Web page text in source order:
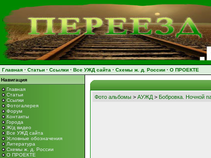
Главная · Статьи · Ссылки · Все УЖД сайта · Схемы ж. д. России · О ПРОЕКТЕ
Навигация
Главная
Статьи
Ссылки
Фотогалерея
Форум
Контакты
Города
Ж/д видео
Все УЖД сайта
Условные обозначения
Литература
Схемы ж. д. России
О ПРОЕКТЕ
Фото альбомы > АУЖД > Бобровка. Ночной